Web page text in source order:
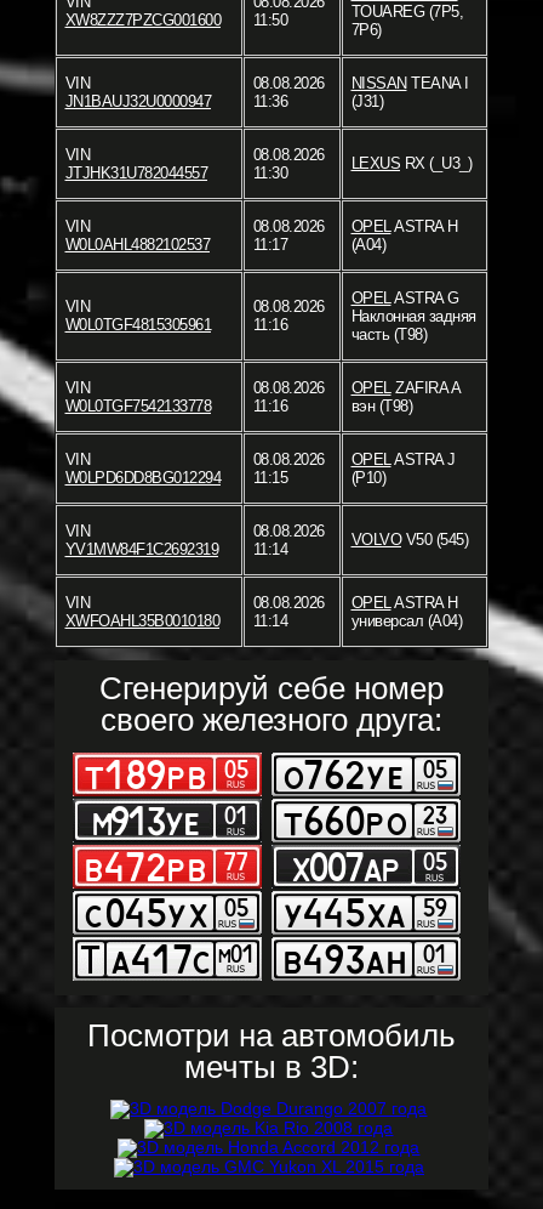
XW8ZZZ7PZCG001600
11:50
TOUAREG (7P5,
7P6)
VIN
JN1BAUJ32U0000947
08.08.2026
11:36
NISSANTEANA I
(J31)
VIN
JTJHK31U782044557
08.08.2026
11:30
LEXUS RX (_U3_)
VIN
W0L0AHL4882102537
08.08.2026
11:17
OPEL ASTRA H
(A04)
VIN
W0L0TGF4815305961
08.08.2026
11:16
OPEL ASTRA G
Наклонная задняя
часть (T98)
VIN
W0L0TGF7542133778
08.08.2026
11:16
OPEL ZAFIRA A
вэн (T98)
VIN
W0LPD6DD8BG012294
08.08.2026
11:15
OPEL ASTRA J
(P10)
VIN
YV1MW84F1C2692319
08.08.2026
11:14
VOLVOV50 (545)
VIN
XWFOAHL35B0010180
08.08.2026
11:14
OPEL ASTRA H
универсал (A04)
Сгенерируй себе номер
своего железного друга:
Посмотри на автомобиль
мечты в 3D: